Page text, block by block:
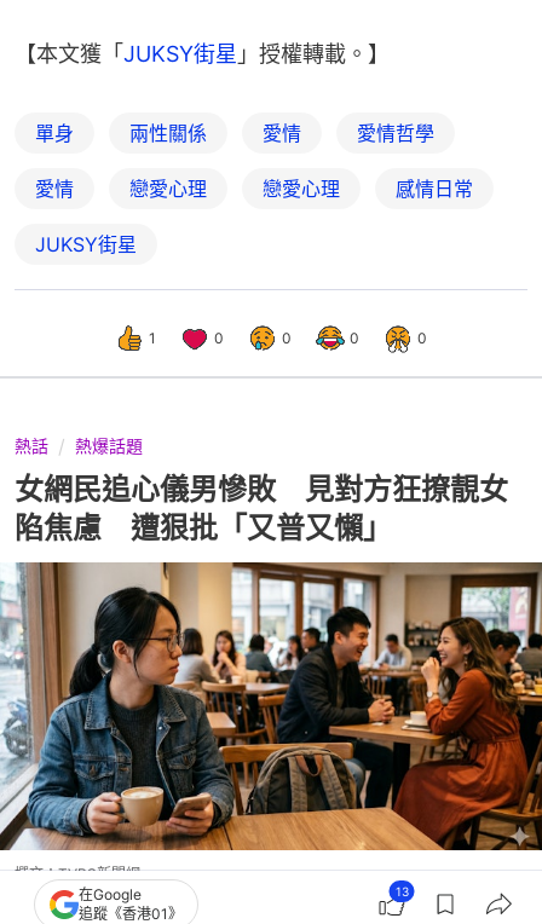
【本文獲「JUKSY街星 」授權轉載。】
單身 兩性關係 愛情 愛情哲學
愛情 戀愛心理 戀愛心理 感情日常
JUKSY街星
1 0 0 0 0
熱話 熱爆話題
女網民追心儀男慘敗 見對方狂撩靚女
陷焦慮 遭狠批「又普又懶」
撰文：TVBS新聞網
出版：2026-04-24 11:30
在Google
追蹤《香港01》
13